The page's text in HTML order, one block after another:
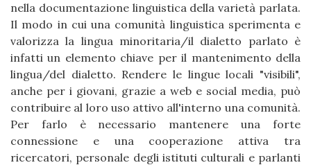
nella documentazione linguistica della varietà parlata.
Il modo in cui una comunità linguistica sperimenta e
valorizza la lingua minoritaria/il dialetto parlato è
infatti un elemento chiave per il mantenimento della
lingua/del dialetto. Rendere le lingue locali "visibili",
anche per i giovani, grazie a web e social media, può
contribuire al loro uso attivo all'interno una comunità.
Per farlo è necessario mantenere una forte
connessione e una cooperazione attiva tra
ricercatori, personale degli istituti culturali e parlanti